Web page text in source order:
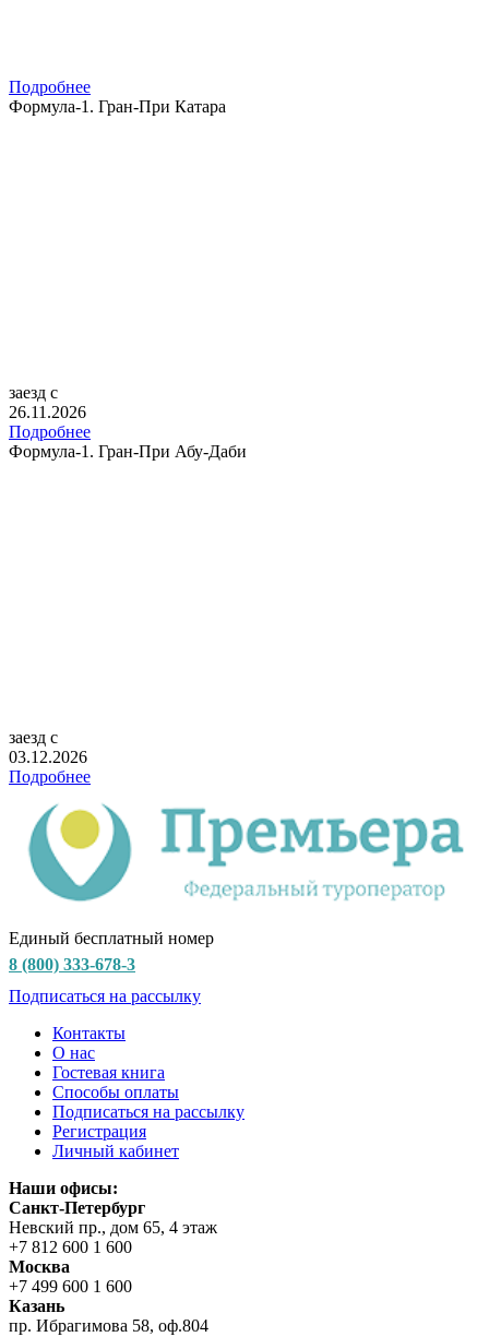
Подробнее
Формула-1. Гран-При Катара
заезд с
26.11.2026
Подробнее
Формула-1. Гран-При Абу-Даби
заезд с
03.12.2026
Подробнее
Единый бесплатный номер
8 (800) 333-678-3
Подписаться на рассылку
Контакты
О нас
Гостевая книга
Способы оплаты
Подписаться на рассылку
Регистрация
Личный кабинет
Наши офисы:
Санкт-Петербург
Невский пр., дом 65, 4 этаж
+7 812 600 1 600
Москва
+7 499 600 1 600
Казань
пр. Ибрагимова 58, оф.804